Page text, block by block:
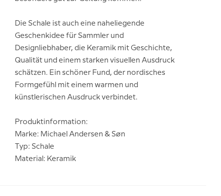
Die Schale ist auch eine naheliegende
Geschenkidee für Sammler und
Designliebhaber, die Keramik mit Geschichte,
Qualität und einem starken visuellen Ausdruck
schätzen. Ein schöner Fund, der nordisches
Formgefühl mit einem warmen und
künstlerischen Ausdruck verbindet.
Produktinformation:
Marke: Michael Andersen & Søn
Typ: Schale
Material: Keramik